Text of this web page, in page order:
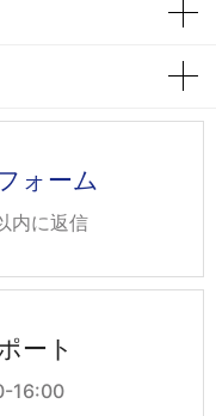
ォーム
内に返信
ート
16:00